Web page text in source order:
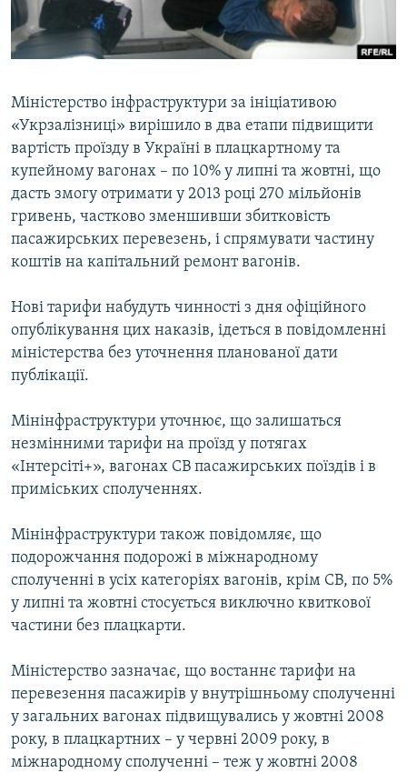
ВІДЕОУРОКИ «ELIFBE»
СВІДЧЕННЯ ОКУПАЦІЇ
ІНФОГРАФІКА
Русский
Qırımtatar
ДОЛУЧАЙСЯ!
Усі сайти RFE/RL
Міністерство інфраструктури за ініціативою
«Укрзалізниці» вирішило в два етапи підвищити
вартість проїзду в Україні в плацкартному та
купейному вагонах – по 10% у липні та жовтні, що
дасть змогу отримати у 2013 році 270 мільйонів
гривень, частково зменшивши збитковість
пасажирських перевезень, і спрямувати частину
коштів на капітальний ремонт вагонів.
Нові тарифи набудуть чинності з дня офіційного
опублікування цих наказів, ідеться в повідомленні
міністерства без уточнення планованої дати
публікації.
Мінінфраструктури уточнює, що залишаться
незмінними тарифи на проїзд у потягах
«Інтерсіті+», вагонах СВ пасажирських поїздів і в
приміських сполученнях.
Мінінфраструктури також повідомляє, що
подорожчання подорожі в міжнародному
сполученні в усіх категоріях вагонів, крім СВ, по 5%
у липні та жовтні стосується виключно квиткової
частини без плацкарти.
Міністерство зазначає, що востаннє тарифи на
перевезення пасажирів у внутрішньому сполученні
у загальних вагонах підвищувались у жовтні 2008
року, в плацкартних – у червні 2009 року, в
міжнародному сполученні – теж у жовтні 2008